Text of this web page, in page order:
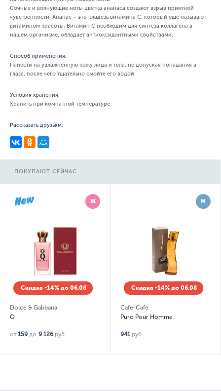
Сочные и волнующие ноты цветка ананаса создают взрыв приятной
чувственности. Ананас – это кладезь витамина С, который еще называют
витамином красоты. Витамин С необходим для синтеза коллагена в
нашем организме, обладает антиоксидантными свойствами.
Способ применения:
Нанести на увлажненную кожу лица и тела, не допуская попадания в
глаза, после чего тщательно смойте его водой
Условия хранения:
Хранить при комнатной температуре
Рассказать друзьям:
ПОКУПАЮТ СЕЙЧАС
Ж
Скидка -14% до 06.08
Dolce & Gabbana
Q
от159 до 9 126 руб.
М
Скидка -14% до 06.08
Cafe-Cafe
Puro Pour Homme
941 руб.